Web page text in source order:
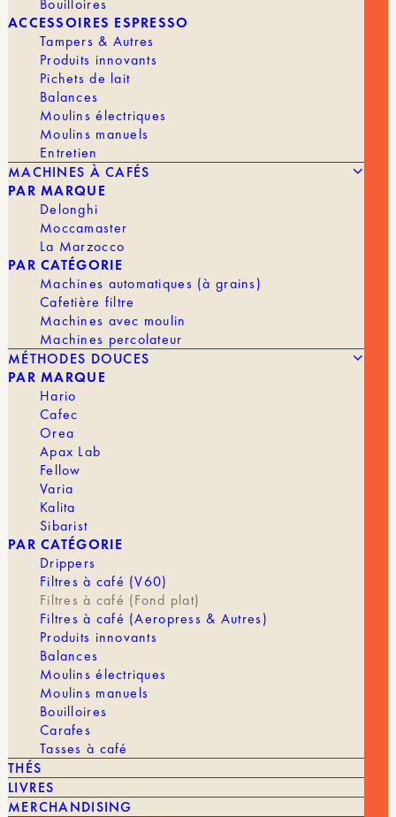
Bouilloires
ACCESSOIRES ESPRESSO
Tampers & Autres
Produits innovants
Pichets de lait
Balances
Moulins électriques
Moulins manuels
Entretien
MACHINES À CAFÉS
PAR MARQUE
Delonghi
Moccamaster
La Marzocco
PAR CATÉGORIE
Machines automatiques (à grains)
Cafetière filtre
Machines avec moulin
Machines percolateur
MÉTHODES DOUCES
PAR MARQUE
Hario
Cafec
Orea
Apax Lab
Fellow
Varia
Kalita
Sibarist
PAR CATÉGORIE
Drippers
Filtres à café (V60)
Filtres à café (Fond plat)
Filtres à café (Aeropress & Autres)
Produits innovants
Balances
Moulins électriques
Moulins manuels
Bouilloires
Carafes
Tasses à café
THÉS
LIVRES
MERCHANDISING
permet d’obtenir une tasse de café riche en arôme
et avec beaucoup plus du corps qu’une autre
méthode Slow Coffee.
Caractéristiques
Dripper à fond plat
En inox
Pour 2 tasses
Utilise des filtres à fond plat
Le Dripper Stagg est livré avec 15 filtres en papier
En stock
quantité
de
Dripper
Stagg
AJOUTER AU PANIER | 45,70 €
MARQUE
DRIPPER
VOUS POURRIEZ AIMER AUSSI
TOUT VOIR